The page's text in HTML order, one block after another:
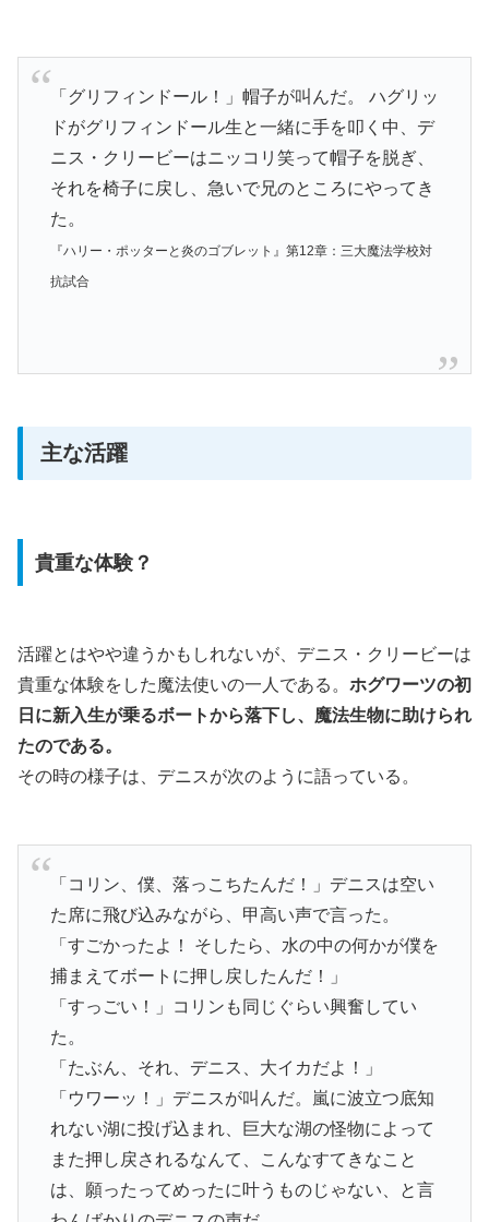
「グリフィンドール！」帽子が叫んだ。 ハグリッ
ドがグリフィンドール生と一緒に手を叩く中、デ
ニス・クリービーはニッコリ笑って帽子を脱ぎ、
それを椅子に戻し、急いで兄のところにやってき
た。
『ハリー・ポッターと炎のゴブレット』第12章：三大魔法学校対
抗試合
主な活躍
貴重な体験？
活躍とはやや違うかもしれないが、デニス・クリービーは
貴重な体験をした魔法使いの一人である。 ホグワーツの初
日に新入生が乗るボートから落下し、魔法生物に助けられ
たのである。
その時の様子は、デニスが次のように語っている。
「コリン、僕、落っこちたんだ！」デニスは空い
た席に飛び込みながら、甲高い声で言った。
「すごかったよ！ そしたら、水の中の何かが僕を
捕まえてボートに押し戻したんだ！」
「すっごい！」コリンも同じぐらい興奮してい
た。
「たぶん、それ、デニス、大イカだよ！」
「ウワーッ！」デニスが叫んだ。嵐に波立つ底知
れない湖に投げ込まれ、巨大な湖の怪物によって
また押し戻されるなんて、こんなすてきなこと
は、願ったってめったに叶うものじゃない、と言